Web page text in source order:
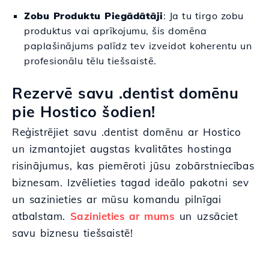
Zobu Produktu Piegādātāji: Ja tu tirgo zobu
produktus vai aprīkojumu, šis domēna
paplašinājums palīdz tev izveidot koherentu un
profesionālu tēlu tiešsaistē.
Rezervē savu .dentist domēnu
pie Hostico šodien!
Reģistrējiet savu .dentist domēnu ar Hostico
un izmantojiet augstas kvalitātes hostinga
risinājumus, kas piemēroti jūsu zobārstniecības
biznesam. Izvēlieties tagad ideālo pakotni sev
un sazinieties ar mūsu komandu pilnīgai
atbalstam. Sazinieties ar mums un uzsāciet
savu biznesu tiešsaistē!